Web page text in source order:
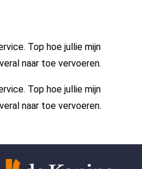
Top hoe jullie mijn
naar toe vervoeren.
Top hoe jullie mijn
naar toe vervoeren.